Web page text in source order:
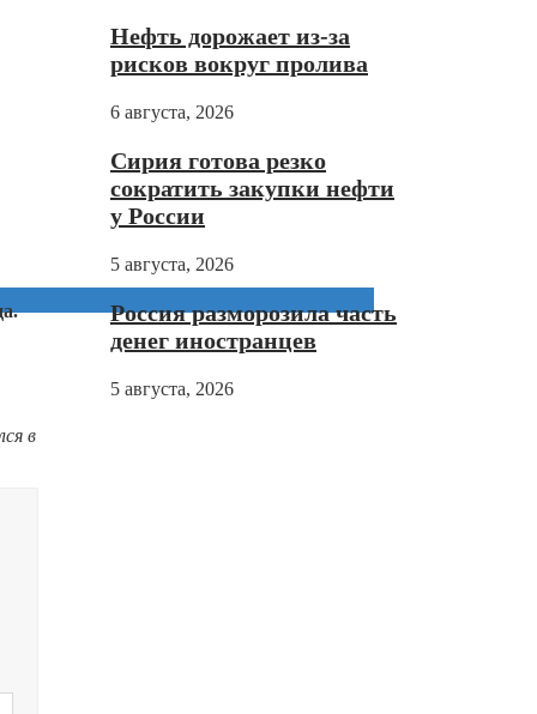
в
Нефть дорожает из-за
рисков вокруг пролива
6 августа, 2026
Сирия готова резко
сократить закупки нефти
у России
5 августа, 2026
Россия разморозила часть
денег иностранцев
5 августа, 2026